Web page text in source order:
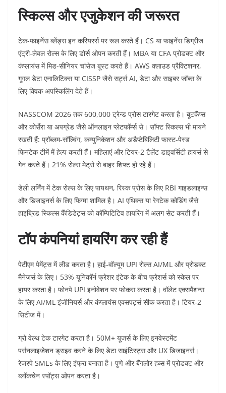
स्किल्स और एजुकेशन की जरूरत
टेक-फाइनेंस ब्लेंड्स इन करियरर्स पर रूल करते हैं। CS या फाइनेंस डिग्रीज
एंट्री-लेवल रोल्स के लिए डोर्स ओपन करती हैं। MBA या CFA प्रोडक्ट और
कंप्लायंस में मिड-सीनियर चांसेज बूस्ट करते हैं। AWS क्लाउड प्रैक्टिशनर,
गूगल डेटा एनालिटिक्स या CISSP जैसे सर्ट्स AI, डेटा और साइबर जॉब्स के
लिए क्विक अपस्किलिंग देते हैं।​
NASSCOM 2026 तक 600,000 ट्रेन्ड प्रोस टारगेट करता है। बूटकैंप्स
और कोर्सेरा या अपग्रेड जैसे ऑनलाइन प्लेटफॉर्म्स से। सॉफ्ट स्किल्स भी मायने
रखती हैं: प्रॉब्लम-सॉल्विंग, कम्युनिकेशन और अडैप्टेबिलिटी फास्ट-पेस्ड
फिनटेक टीमें में हेल्प करती हैं। महिलाएं और टियर-2 टैलेंट डाइवर्सिटी हायर्स से
गेन करते हैं। 21% रोल्स मेट्रो से बाहर शिफ्ट हो रहे हैं।​
डेली लर्निंग में टेक रोल्स के लिए पायथन, रिस्क प्रोस के लिए RBI गाइडलाइन्स
और डिजाइनर्स के लिए फिग्मा शामिल है। AI एथिक्स या रेगटेक कोडिंग जैसे
हाइब्रिड स्किल्स कैंडिडेट्स को कॉम्पिटिटिव हायरिंग में अलग सेट करती हैं।​
टॉप कंपनियां हायरिंग कर रही हैं
पेटीएम पेमेंट्स में लीड करता है। हाई-वॉल्यूम UPI रोल्स AI/ML और प्रोडक्ट
मैनेजर्स के लिए। 53% यूनिकॉर्न फ्रेशर इंटेक के बीच फ्रेशर्स को स्केल पर
हायर करता है। फोनपे UPI इनोवेशन पर फोकस करता है। वॉलेट एक्सपैंशन्स
के लिए AI/ML इंजीनियर्स और कंप्लायंस एक्सपर्ट्स सीक करता है। टियर-2
सिटीज में।​
ग्रो वेल्थ टेक टारगेट करता है। 50M+ यूजर्स के लिए इनवेस्टमेंट
पर्सनलाइजेशन ड्राइव करने के लिए डेटा साइंटिस्ट्स और UX डिजाइनर्स।
रेजरपे SMEs के लिए इंफ्रा बनाता है। पुणे और बैंगलोर हब्स में प्रोडक्ट और
ब्लॉकचेन स्पॉट्स ओपन करता है।​